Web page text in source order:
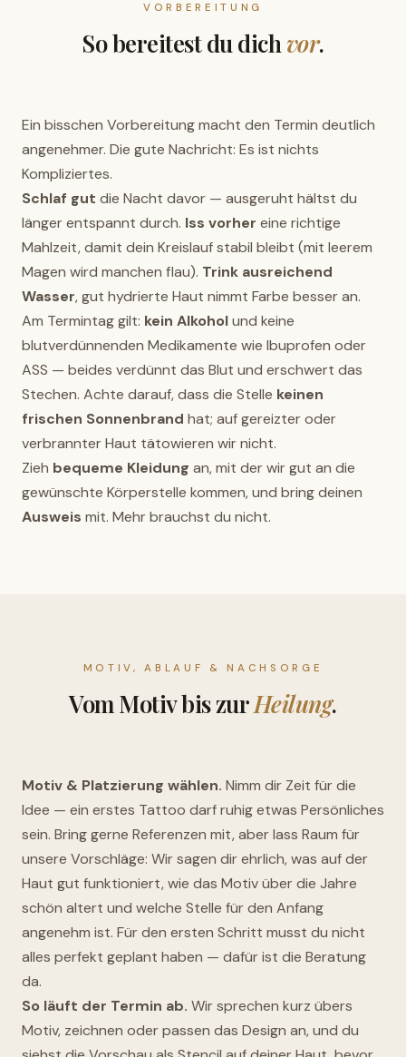
VORBEREITUNG
So bereitest du dich vor.
Ein bisschen Vorbereitung macht den Termin deutlich
angenehmer. Die gute Nachricht: Es ist nichts
Kompliziertes.
Schlaf gut die Nacht davor — ausgeruht hältst du
länger entspannt durch. Iss vorher eine richtige
Mahlzeit, damit dein Kreislauf stabil bleibt (mit leerem
Magen wird manchen flau). Trink ausreichend
Wasser, gut hydrierte Haut nimmt Farbe besser an.
Am Termintag gilt: kein Alkoholund keine
blutverdünnenden Medikamente wie Ibuprofen oder
ASS — beides verdünnt das Blut und erschwert das
Stechen. Achte darauf, dass die Stelle keinen
frischen Sonnenbrand hat; auf gereizter oder
verbrannter Haut tätowieren wir nicht.
Zieh bequeme Kleidung an, mit der wir gut an die
gewünschte Körperstelle kommen, und bring deinen
Ausweis mit. Mehr brauchst du nicht.
MOTIV, ABLAUF & NACHSORGE
Vom Motiv bis zurHeilung.
Motiv & Platzierung wählen. Nimm dir Zeit für die
Idee — ein erstes Tattoo darf ruhig etwas Persönliches
sein. Bring gerne Referenzen mit, aber lass Raum für
unsere Vorschläge: Wir sagen dir ehrlich, was auf der
Haut gut funktioniert, wie das Motiv über die Jahre
schön altert und welche Stelle für den Anfang
angenehm ist. Für den ersten Schritt musst du nicht
alles perfekt geplant haben — dafür ist die Beratung
da.
So läuft der Termin ab. Wir sprechen kurz übers
Motiv, zeichnen oder passen das Design an, und du